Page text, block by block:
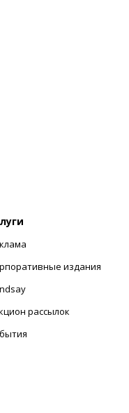
издания
рассылок